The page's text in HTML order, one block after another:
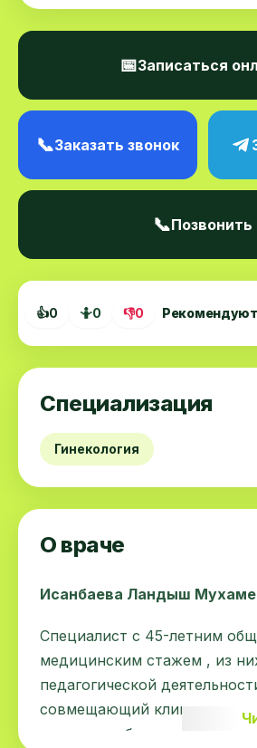
👍0 🤷0 👎0 Рекомендуют
Специализация
Гинекология
О враче
Исанбаева Ландыш
Специалист с 45-летним
медицинским стажем , из
педагогической
совмещающий клиническую
научную работу и
📅Записаться
📞Заказать звонок
📞Позвонить